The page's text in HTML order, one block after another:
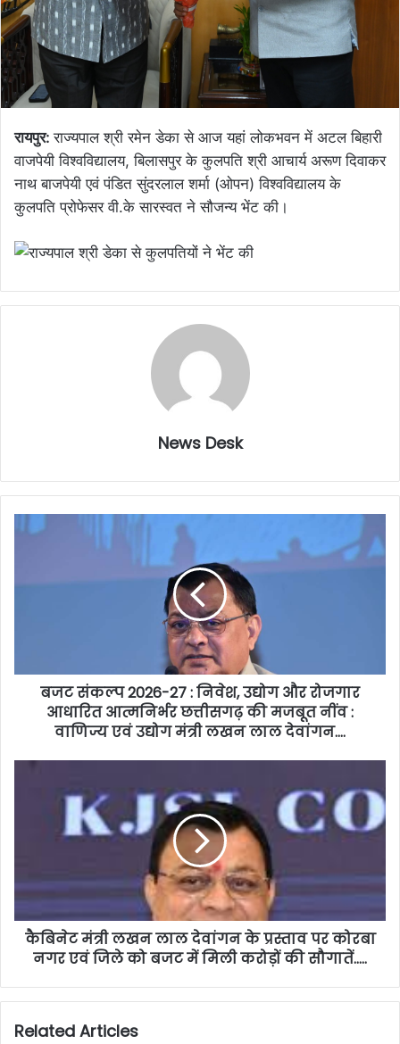
रायपुर:राज्यपाल श्री रमेन डेका से आज यहां लोकभवन में अटल बिहारी
वाजपेयी विश्वविद्यालय, बिलासपुर के कुलपति श्री आचार्य अरूण दिवाकर
नाथ बाजपेयी एवं पंडित सुंदरलाल शर्मा (ओपन) विश्वविद्यालय के
कुलपति प्रोफेसर वी.के सारस्वत ने सौजन्य भेंट की।
News Desk
बजट संकल्प 2026-27 : निवेश, उद्योग और रोजगार
आधारित आत्मनिर्भर छत्तीसगढ़ की मजबूत नींव :
वाणिज्य एवं उद्योग मंत्री लखन लाल देवांगन….
कैबिनेट मंत्री लखन लाल देवांगन के प्रस्ताव पर कोरबा
नगर एवं जिले को बजट में मिली करोड़ों की सौगातें…..
Related Articles